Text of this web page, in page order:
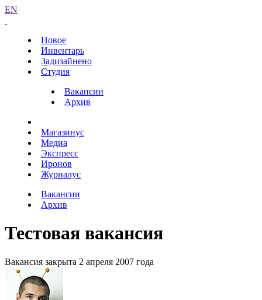
EN
Новое
Инвентарь
Задизайнено
Студия
Вакансии
Архив
Магазинус
Медиа
Экспресс
Иронов
Журналус
Вакансии
Архив
Тестовая вакансия
Вакансия закрыта 2 апреля 2007 года